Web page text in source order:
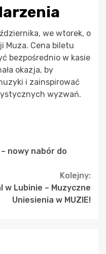
we wtorek, o
Muza. Cena biletu
bezpośrednio w kasie
okazja, by
i zainspirować
wyzwań.
nowy nabór do
Kolejny:
w Lubinie – Muzyczne
Uniesienia w MUZIE!